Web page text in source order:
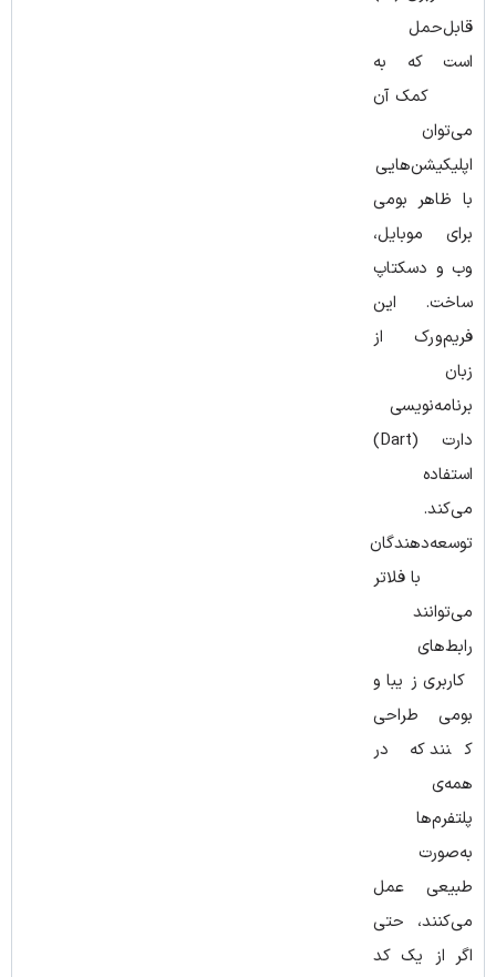
قابل‌حمل
است که به
کمک آن
می‌توان
اپلیکیشن‌هایی
با ظاهر بومی
برای موبایل،
وب و دسکتاپ
ساخت. این
فریم‌ورک از
زبان
برنامه‌نویسی
دارت (Dart)
استفاده
می‌کند.
توسعه‌دهندگان
با فلاتر
می‌توانند
رابط‌های
کاربری زیبا و
بومی طراحی
کنند که در
همه‌ی
پلتفرم‌ها
به‌صورت
طبیعی عمل
می‌کنند، حتی
اگر از یک کد